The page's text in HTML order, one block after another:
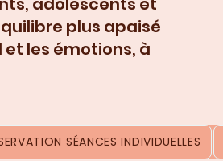
plus apaisé
les émotions, à
SÉANCES INDIVIDUELLES